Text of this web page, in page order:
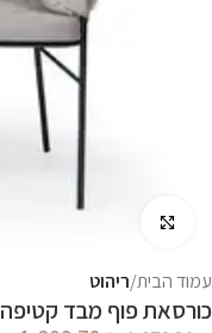
עמוד הבית ריהוט
כורסאת פוף מבד קטיפה